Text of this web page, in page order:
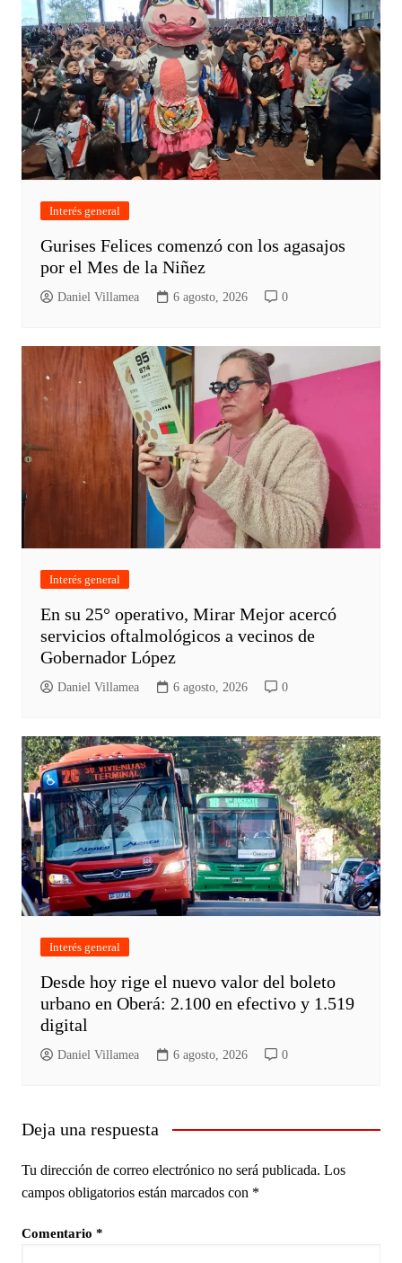
Interés general
Gurises Felices comenzó con los agasajos
por el Mes de la Niñez
Daniel Villamea 6 agosto, 2026 0
Interés general
En su 25° operativo, Mirar Mejor acercó
servicios oftalmológicos a vecinos de
Gobernador López
Daniel Villamea 6 agosto, 2026 0
Interés general
Desde hoy rige el nuevo valor del boleto
urbano en Oberá: 2.100 en efectivo y 1.519
digital
Daniel Villamea 6 agosto, 2026 0
Deja una respuesta
Tu dirección de correo electrónico no será publicada. Los
campos obligatorios están marcados con *
Comentario *